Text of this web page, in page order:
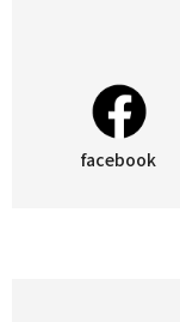
facebook